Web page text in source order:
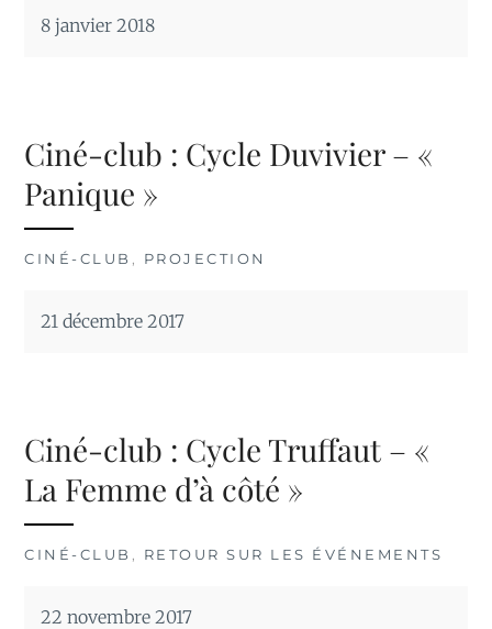
8 janvier 2018
Ciné-club : Cycle Duvivier – «
Panique »
CINÉ-CLUB , PROJECTION
21 décembre 2017
Ciné-club : Cycle Truffaut – «
La Femme d’à côté »
CINÉ-CLUB , RETOUR SUR LES ÉVÉNEMENTS
22 novembre 2017